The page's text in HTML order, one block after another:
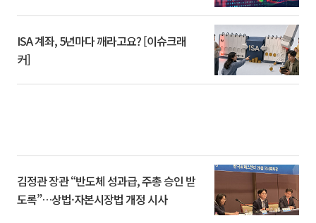
ISA 계좌, 5년마다 깨라고요? [이슈크래
커]
김정관 장관 “반도체 성과급, 주총 승인 받
도록”…상법·자본시장법 개정 시사